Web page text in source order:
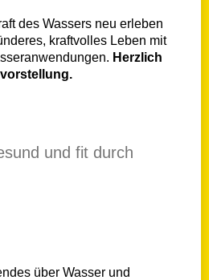
des Wassers neu erleben
kraftvolles Leben mit
Herzlich
und fit durch
über Wasser und